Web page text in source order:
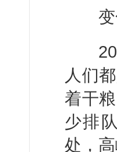
变化
人们
着干
少排
处，